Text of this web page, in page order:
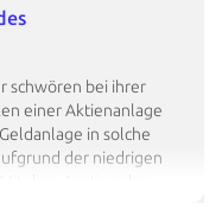
schwören bei ihrer
einer Aktienanlage
in solche
der niedrigen